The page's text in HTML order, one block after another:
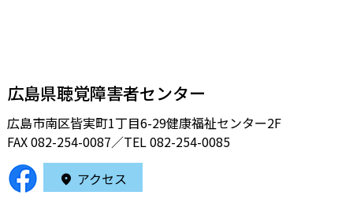
広島県聴覚障害者センター
広島市南区皆実町1丁目6-29健康福祉センター2F
FAX 082-254-0087／TEL082-254-0085
アクセス